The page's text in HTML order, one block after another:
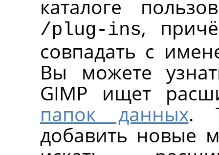
каталоге
/plug-ins,
совпадать с
Вы можете
GIMP ищет
папок данных.
добавить новые